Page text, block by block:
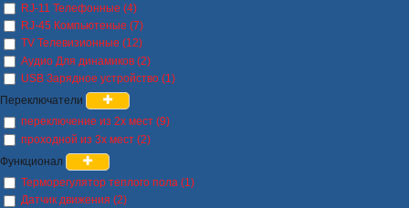
RJ-11 Телефонные (4)
RJ-45 Компьютеные (7)
TV Телевизионные (12)
Аудио Для динамиков (2)
USB Зарядное устройство (1)
Переключатели
переключение из 2х мест (9)
проходной из 3х мест (2)
Функционал
Терморегулятор теплого пола (1)
Датчик движения (2)